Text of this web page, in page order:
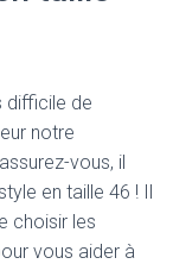
difficile de
notre
vous, il
en taille 46 ! Il
choisir les
vous aider à